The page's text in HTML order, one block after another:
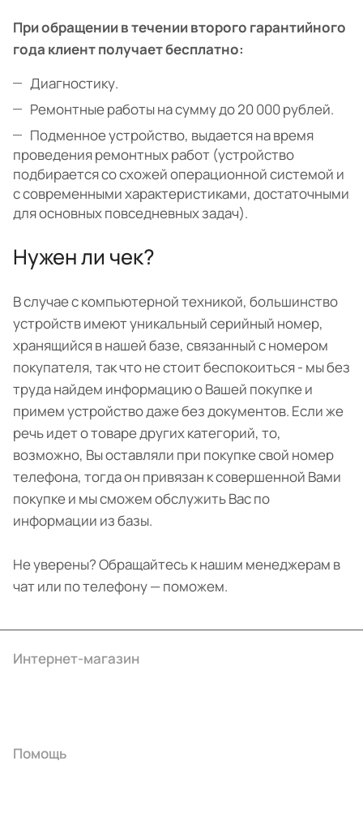
При обращении в течении второго гарантийного
года клиент получает бесплатно:
Диагностику.
Ремонтные работы на сумму до 20 000 рублей.
Подменное устройство, выдается на время
проведения ремонтных работ (устройство
подбирается со схожей операционной системой и
с современными характеристиками, достаточными
для основных повседневных задач).
Нужен ли чек?
В случае с компьютерной техникой, большинство
устройств имеют уникальный серийный номер,
хранящийся в нашей базе, связанный с номером
покупателя, так что не стоит беспокоиться - мы без
труда найдем информацию о Вашей покупке и
примем устройство даже без документов. Если же
речь идет о товаре других категорий, то,
возможно, Вы оставляли при покупке свой номер
телефона, тогда он привязан к совершенной Вами
покупке и мы сможем обслужить Вас по
информации из базы.
Не уверены? Обращайтесь к нашим менеджерам в
чат или по телефону — поможем.
Интернет-магазин
Помощь